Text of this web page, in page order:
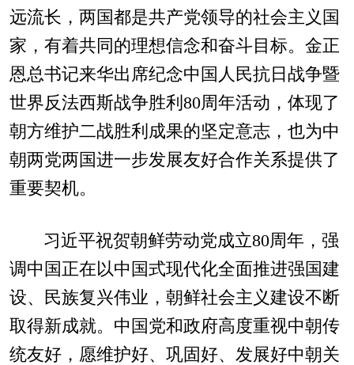
远流长，两国都是共产党领导的社会主义国
家，有着共同的理想信念和奋斗目标。金正
恩总书记来华出席纪念中国人民抗日战争暨
世界反法西斯战争胜利80周年活动，体现了
朝方维护二战胜利成果的坚定意志，也为中
朝两党两国进一步发展友好合作关系提供了
重要契机。
习近平祝贺朝鲜劳动党成立80周年，强
调中国正在以中国式现代化全面推进强国建
设、民族复兴伟业，朝鲜社会主义建设不断
取得新成就。中国党和政府高度重视中朝传
统友好，愿维护好、巩固好、发展好中朝关